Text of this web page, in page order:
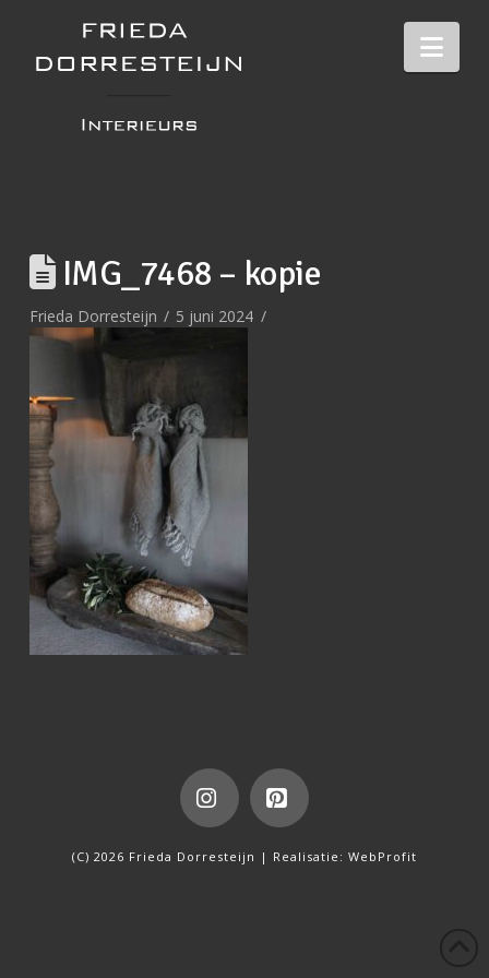
IMG_7468 – kopie
Frieda Dorresteijn 5 juni 2024
InstagramPinterest
(C) 2026 Frieda Dorresteijn | Realisatie: WebProfit